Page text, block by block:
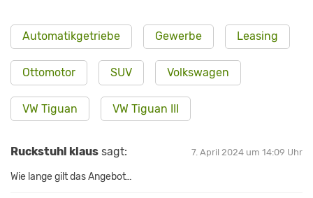
Automatikgetriebe Gewerbe Leasing
Ottomotor SUV Volkswagen
VW Tiguan VW Tiguan III
Ruckstuhl klaus sagt: 7. April 2024 um 14:09 Uhr
Wie lange gilt das Angebot…